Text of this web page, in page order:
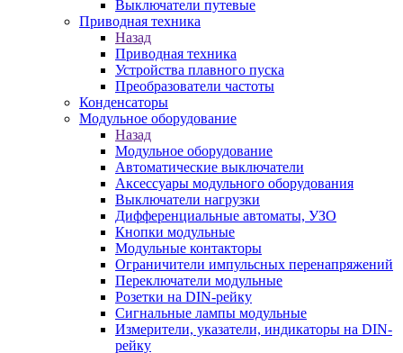
Выключатели путевые
Приводная техника
Назад
Приводная техника
Устройства плавного пуска
Преобразователи частоты
Конденсаторы
Модульное оборудование
Назад
Модульное оборудование
Автоматические выключатели
Аксессуары модульного оборудования
Выключатели нагрузки
Дифференциальные автоматы, УЗО
Кнопки модульные
Модульные контакторы
Ограничители импульсных перенапряжений
Переключатели модульные
Розетки на DIN-рейку
Сигнальные лампы модульные
Измерители, указатели, индикаторы на DIN-
рейку